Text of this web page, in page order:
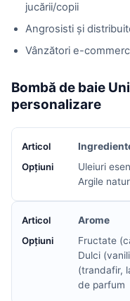
jucării/copii
Angrosisti și
Vânzători e-
Bombă de baie
personalizare
Uleiuri
Argile
Arome
Fructate
Dulci
(trandafir,
de parfum